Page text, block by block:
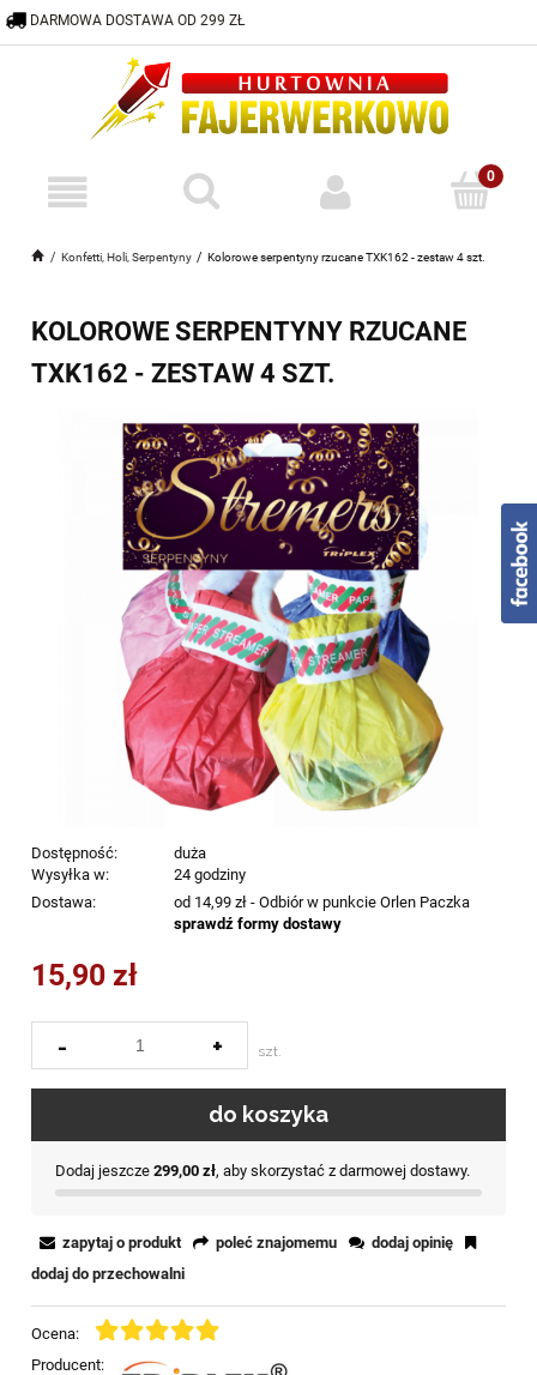
Konfetti, Holi, Serpentyny Kolorowe serpentyny rzucane TXK162 - zestaw 4 szt.
DARMOWA DOSTAWA OD 299 ZŁ
HURTOWNIA@FAJERWERKOWO.PL
KOLOROWE SERPENTYNY RZUCANE
TXK162 - ZESTAW 4 SZT.
Dostępność:
duża
Wysyłka w:
24 godziny
Dostawa:
od 14,99 zł - Odbiór w punkcie Orlen Paczka
sprawdź formy dostawy
15,90 zł
- + szt.
do koszyka
Dodaj jeszcze 299,00 zł, aby skorzystać z darmowej dostawy.
Ocena:
Producent:
zapytaj o produkt poleć znajomemu
dodaj opinię
dodaj do przechowalni